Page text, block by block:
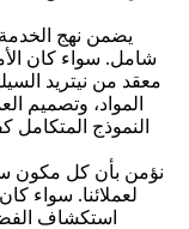
يضمن نهج
شامل. سواء كان
معقد من نيتريد
المواد، وتصميم
النموذج
لعملائنا. سواء
استكشاف